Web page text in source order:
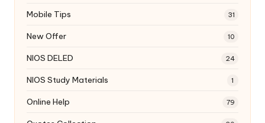
Mobile Tips 31
New Offer 10
NIOS DELED 24
NIOS Study Materials 1
Online Help 79